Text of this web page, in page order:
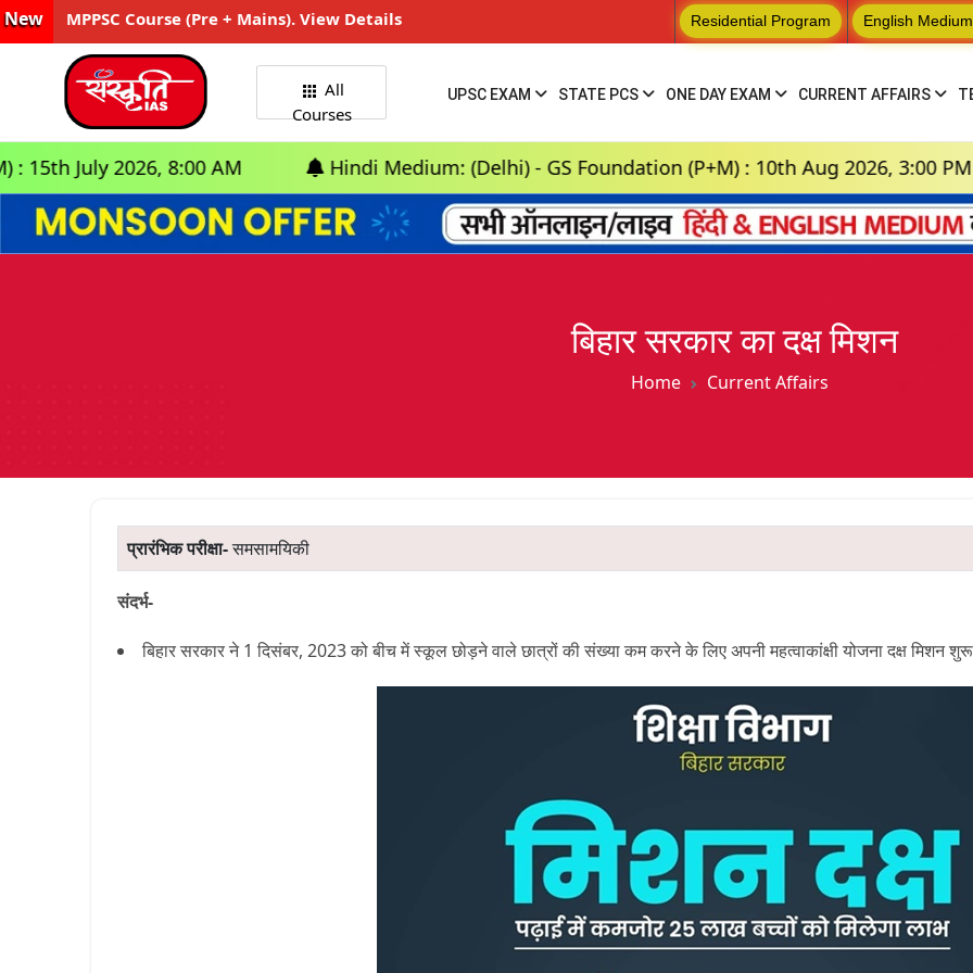
New MPPSC Course (Pre + Mains). View Details Residential Program English
All
Courses
UPSC EXAM STATE PCS ONE DAY EXAM CURRENT AFFAIRS
8:00 AM Hindi Medium: (Delhi) - GS Foundation (P+M) : 10th Aug 2026, 3:00 PM
बिहार सरकार का दक्ष मिशन
Home Current Affairs
प्रारंभिक परीक्षा-समसामयिकी
संदर्भ-
बिहार सरकार ने 1 दिसंबर, 2023 को बीच में स्कूल छोड़ने वाले छात्रों की संख्या कम करने के लिए अपनी महत्वाकांक्षी योजना दक्ष मिशन